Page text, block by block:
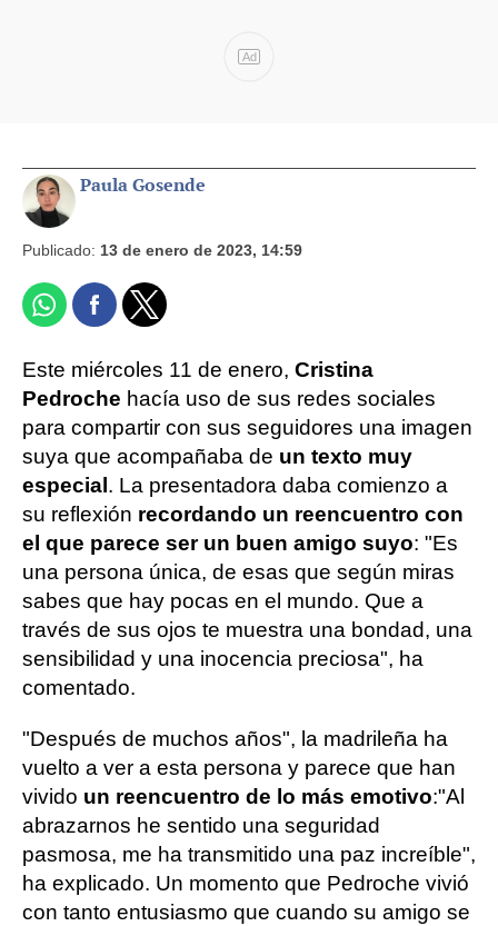
Ad
Paula Gosende
Publicado: 13 de enero de 2023, 14:59
Este miércoles 11 de enero, Cristina
Pedroche hacía uso de sus redes sociales
para compartir con sus seguidores una imagen
suya que acompañaba de un texto muy
especial. La presentadora daba comienzo a
su reflexión recordando un reencuentro con
el que parece ser un buen amigo suyo: "Es
una persona única, de esas que según miras
sabes que hay pocas en el mundo. Que a
través de sus ojos te muestra una bondad, una
sensibilidad y una inocencia preciosa", ha
comentado.
"Después de muchos años", la madrileña ha
vuelto a ver a esta persona y parece que han
vivido un reencuentro de lo más emotivo:"Al
abrazarnos he sentido una seguridad
pasmosa, me ha transmitido una paz increíble",
ha explicado. Un momento que Pedroche vivió
con tanto entusiasmo que cuando su amigo se